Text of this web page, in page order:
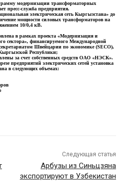
модернизации трансформаторных
пресс-служба предприятия.
электрическая сеть Кыргызстана» до
мощности силовых трансформаторов на
10/0,4 кВ.
в рамках проекта «Модернизация и
сектора», финансируемого Международной
Швейцарии по экономике (SECO),
Республики;
за счет собственных средств ОАО «НЭСК».
предприятий электрических сетей установка
в следующих объемах:
Следующая статья
Арбузы из Синьцзяна
экспортируют в Узбекистан